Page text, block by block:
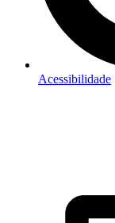
Acessibilidade